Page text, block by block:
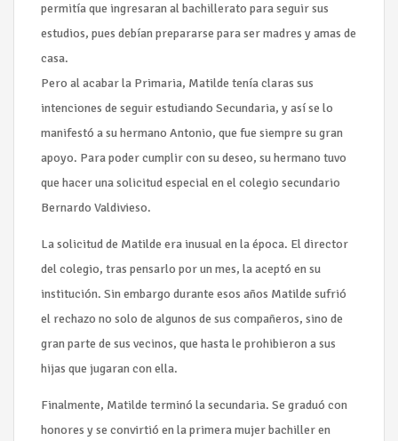
permitía que ingresaran al bachillerato para seguir sus
estudios, pues debían prepararse para ser madres y amas de
casa.
Pero al acabar la Primaria, Matilde tenía claras sus
intenciones de seguir estudiando Secundaria, y así se lo
manifestó a su hermano Antonio, que fue siempre su gran
apoyo. Para poder cumplir con su deseo, su hermano tuvo
que hacer una solicitud especial en el colegio secundario
Bernardo Valdivieso.
La solicitud de Matilde era inusual en la época. El director
del colegio, tras pensarlo por un mes, la aceptó en su
institución. Sin embargo durante esos años Matilde sufrió
el rechazo no solo de algunos de sus compañeros, sino de
gran parte de sus vecinos, que hasta le prohibieron a sus
hijas que jugaran con ella.
Finalmente, Matilde terminó la secundaria. Se graduó con
honores y se convirtió en la primera mujer bachiller en